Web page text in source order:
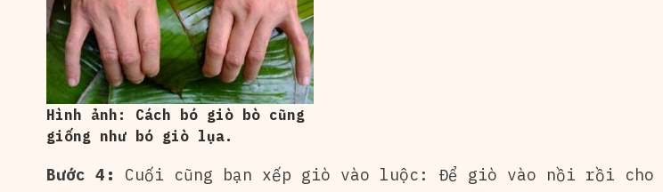
Hình ảnh: Cách bó giò bò cũng
giống như bó giò lụa.
Bước 4:
Cuối cũng bạn xếp giò vào luộc: Để giò vào nồi rồi